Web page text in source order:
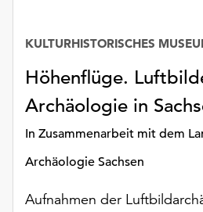
oder
dem
Impressum
Höhenflüge.
Archäologie in
In Zusammenarbeit mit dem
Archäologie Sachsen
Aufnahmen der